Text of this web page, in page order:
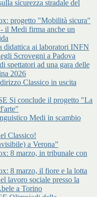
sicurezza stradale del
progetto "Mobilità sicura"
il Medi firma anche un
didattica ai laboratori INFN
Scrovegni a Padova
spettatori ad una gara delle
2026
Classico in uscita
Si conclude il progetto "La
Medi in scambio
Classico!
a Verona”
8 marzo, in tribunale con
8 marzo, il fiore e la lotta
lavoro sociale presso la
a Torino